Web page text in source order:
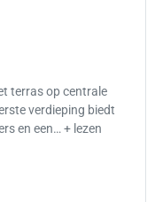
terras op centrale
verdieping biedt
en een… + lezen